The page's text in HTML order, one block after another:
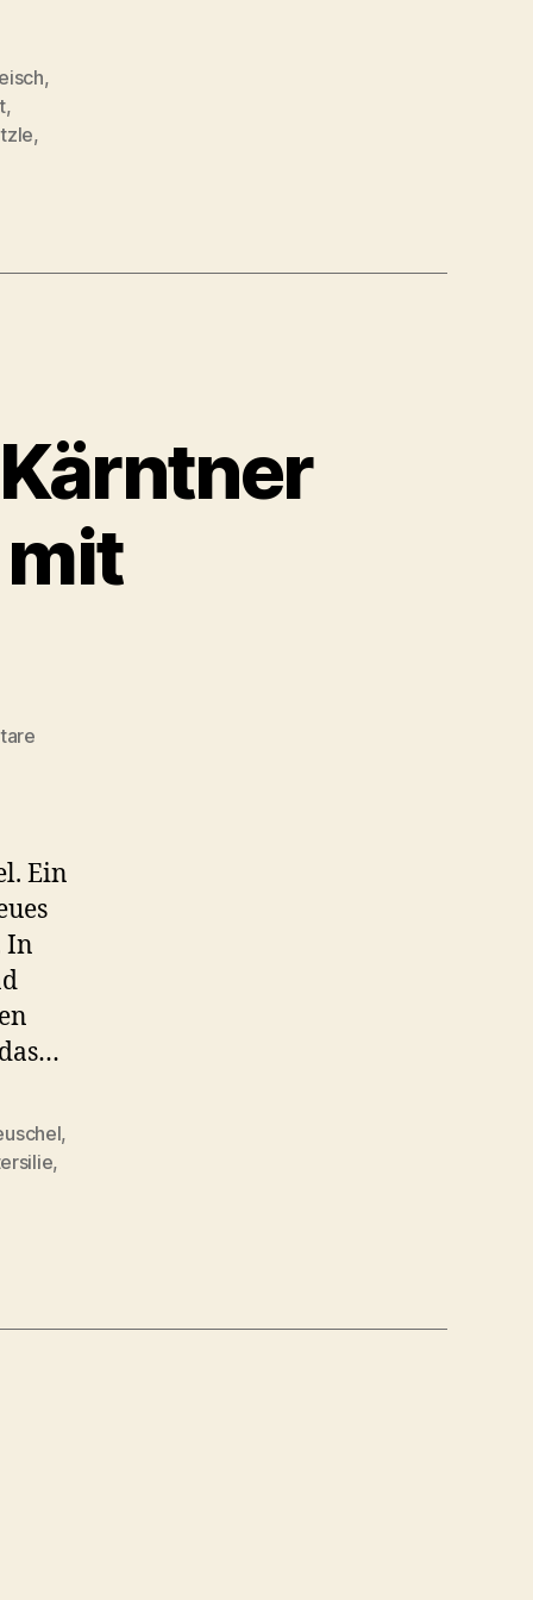
,
,
,
zu
Innereienklassiker
mit
Ein
In
,
,